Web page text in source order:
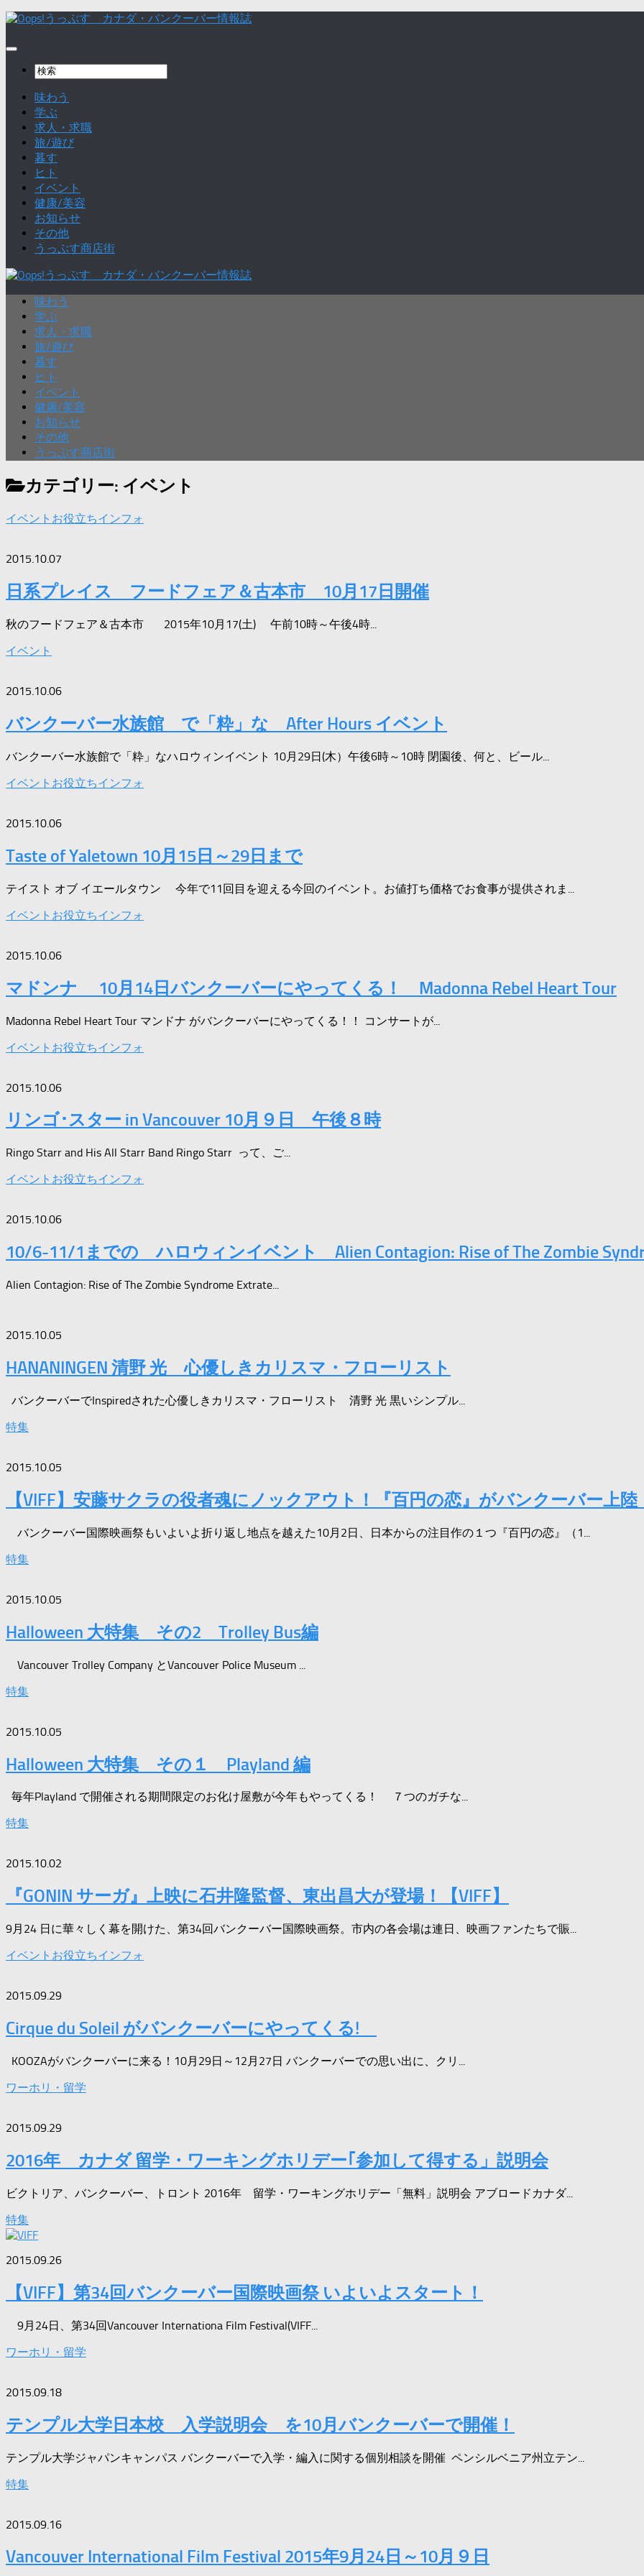
味わう
学ぶ
求人・求職
旅/遊び
暮す
ヒト
イベント
健康/美容
お知らせ
その他
うっぷす商店街
味わう
学ぶ
求人・求職
旅/遊び
暮す
ヒト
イベント
健康/美容
お知らせ
その他
うっぷす商店街
カテゴリー: イベント
イベント お役立ちインフォ
2015.10.07
日系プレイス フードフェア＆古本市 10月17日開催
秋のフードフェア＆古本市 2015年10月17(土) 午前10時～午後4時...
イベント
2015.10.06
バンクーバー水族館 で「粋」な After Hours イベント
バンクーバー水族館で「粋」なハロウィンイベント 10月29日(木）午後6時～10時 閉園後、何と、ビール...
イベント お役立ちインフォ
2015.10.06
Taste of Yaletown 10月15日～29日まで
テイスト オブ イエールタウン 今年で11回目を迎える今回のイベント。お値打ち価格でお食事が提供されま...
イベント お役立ちインフォ
2015.10.06
マドンナ 10月14日バンクーバーにやってくる！ Madonna Rebel Heart Tour
Madonna Rebel Heart Tour マンドナ がバンクーバーにやってくる！！ コンサートが...
イベント お役立ちインフォ
2015.10.06
リンゴ･スター in Vancouver 10月９日 午後８時
Ringo Starr and His All Starr Band Ringo Starr って、ご...
イベント お役立ちインフォ
2015.10.06
10/6-11/1までの ハロウィンイベント Alien Contagion: Rise of The Zombie
Alien Contagion: Rise of The Zombie Syndrome Extrate...
2015.10.05
HANANINGEN 清野 光 心優しきカリスマ・フローリスト
バンクーバーでInspiredされた心優しきカリスマ・フローリスト 清野 光 黒いシンプル...
特集
2015.10.05
【VIFF】安藤サクラの役者魂にノックアウト！『百円の恋』がバンクーバー上陸
バンクーバー国際映画祭もいよいよ折り返し地点を越えた10月2日、日本からの注目作の１つ『百円の恋』（1...
特集
2015.10.05
Halloween 大特集 その2 Trolley Bus編
Vancouver Trolley Company とVancouver Police Museum ...
特集
2015.10.05
Halloween 大特集 その１ Playland 編
毎年Playland で開催される期間限定のお化け屋敷が今年もやってくる！ ７つのガチな...
特集
2015.10.02
『GONIN サーガ』上映に石井隆監督、東出昌大が登場！【VIFF】
9月24 日に華々しく幕を開けた、第34回バンクーバー国際映画祭。市内の各会場は連日、映画ファンたちで賑...
イベント お役立ちインフォ
2015.09.29
Cirque du Soleil がバンクーバーにやってくる!
KOOZAがバンクーバーに来る！10月29日～12月27日 バンクーバーでの思い出に、クリ...
ワーホリ・留学
2015.09.29
2016年 カナダ 留学・ワーキングホリデー｢参加して得する」説明会
ビクトリア、バンクーバー、トロント 2016年 留学・ワーキングホリデー「無料」説明会 アブロードカナダ...
特集
2015.09.26
【VIFF】第34回バンクーバー国際映画祭 いよいよスタート！
9月24日、第34回Vancouver Internationa Film Festival(VIFF...
ワーホリ・留学
2015.09.18
テンプル大学日本校 入学説明会 を10月バンクーバーで開催！
テンプル大学ジャパンキャンパス バンクーバーで入学・編入に関する個別相談を開催 ペンシルベニア州立テン...
特集
2015.09.16
Vancouver International Film Festival 2015年9月24日～10月９日